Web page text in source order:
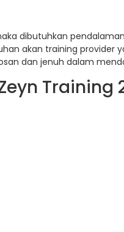
dibutuhkan
akan training provider
dan jenuh dalam
Training